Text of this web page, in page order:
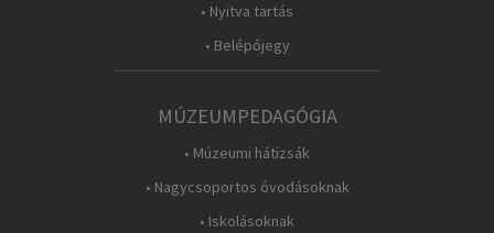
• Nyitva tartás
• Belépőjegy
MÚZEUMPEDAGÓGIA
• Múzeumi hátizsák
• Nagycsoportos óvodásoknak
• Iskolásoknak